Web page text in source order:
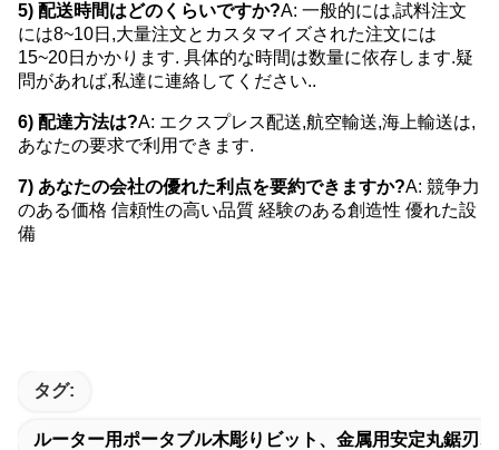
5) 配送時間はどのくらいですか?A: 一般的には,試料注文
には8~10日,大量注文とカスタマイズされた注文には
15~20日かかります. 具体的な時間は数量に依存します.疑
問があれば,私達に連絡してください..
6) 配達方法は?A: エクスプレス配送,航空輸送,海上輸送は,
あなたの要求で利用できます.
7) あなたの会社の優れた利点を要約できますか?A: 競争力
のある価格 信頼性の高い品質 経験のある創造性 優れた設
備
タグ:
ルーター用ポータブル木彫りビット、金属用安定丸鋸刃